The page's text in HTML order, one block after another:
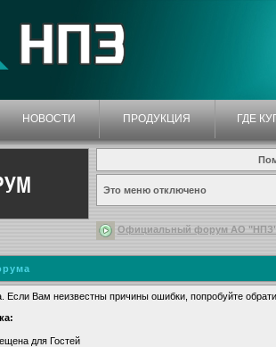
НОВОСТИ ПРОДУКЦИЯ ГДЕ
Это меню отключено
Официальный форум АО
Если Вам неизвестны причины ошибки, попробуйте
для Гостей